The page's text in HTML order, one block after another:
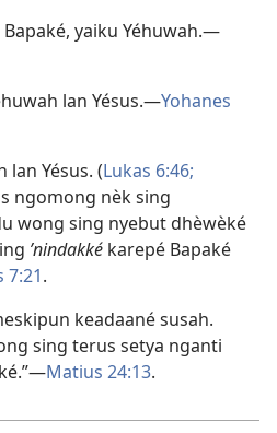
Bapaké, yaiku Yéhuwah.​—
lan Yésus.​—Yohanes
lan Yésus. (Lukas 6:​46;
ngomong nèk sing
wong sing nyebut dhèwèké
’nindakké karepé Bapaké
7:​21.
keadaané susah.
sing terus setya nganti
Matius 24:13.